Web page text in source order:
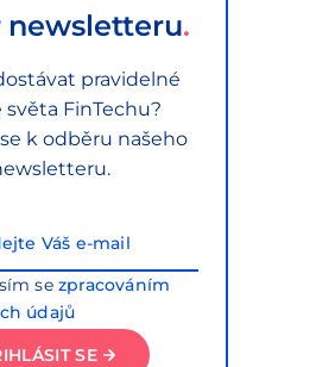
newsletteru
pravidelné
světa FinTechu?
k odběru našeho
sezpracováním
údajů
SE